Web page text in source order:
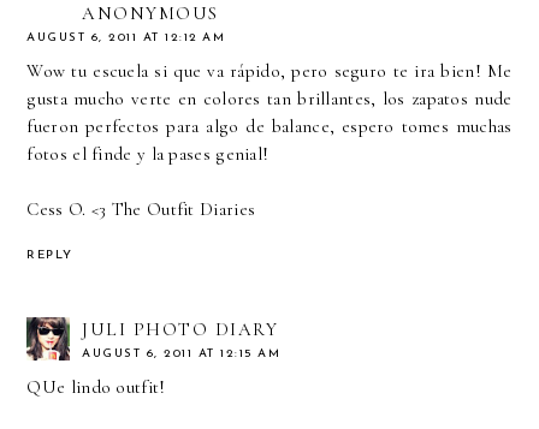
ANONYMOUS
AUGUST 6, 2011 AT 12:12 AM
Wow tu escuela si que va rápido, pero seguro te ira bien! Me
gusta mucho verte en colores tan brillantes, los zapatos nude
fueron perfectos para algo de balance, espero tomes muchas
fotos el finde y la pases genial!
Cess O. <3 The Outfit Diaries
REPLY
JULI PHOTO DIARY
AUGUST 6, 2011 AT 12:15 AM
QUe lindo outfit!